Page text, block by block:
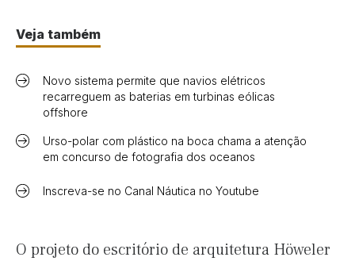
Veja também
Novo sistema permite que navios elétricos
recarreguem as baterias em turbinas eólicas
offshore
Urso-polar com plástico na boca chama a atenção
em concurso de fotografia dos oceanos
Inscreva-se no Canal Náutica no Youtube
O projeto do escritório de arquitetura Höweler